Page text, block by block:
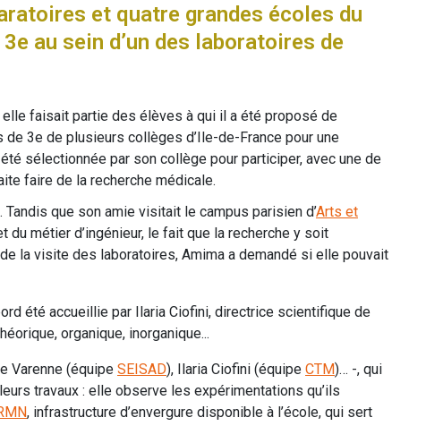
et quatre grandes écoles du
au sein d’un des laboratoires de
faisait partie des élèves à qui il a été proposé de
3e de plusieurs collèges d’Ile-de-France pour une
sélectionnée par son collège pour participer, avec une de
faire de la recherche médicale.
que son amie visitait le campus parisien d’Arts et
métier d’ingénieur, le fait que la recherche y soit
la visite des laboratoires, Amima a demandé si elle pouvait
été accueillie par Ilaria Ciofini, directrice scientifique de
organique, inorganique...
Varenne (équipe SEISAD), Ilaria Ciofini (équipe CTM)… -, qui
travaux : elle observe les expérimentations qu’ils
, infrastructure d’envergure disponible à l’école, qui sert